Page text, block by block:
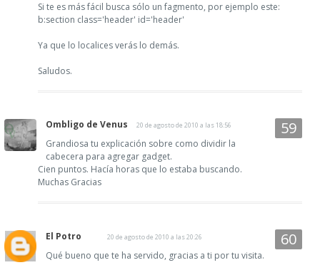
Si te es más fácil busca sólo un fagmento, por ejemplo este:
b:section class='header' id='header'
Ya que lo localices verás lo demás.
Saludos.
Ombligo de Venus 20 de agosto de 2010 a las 18:56
Grandiosa tu explicación sobre como dividir la
cabecera para agregar gadget.
Cien puntos. Hacía horas que lo estaba buscando.
Muchas Gracias
El Potro 20 de agosto de 2010 a las 20:26
Qué bueno que te ha servido, gracias a ti por tu visita.